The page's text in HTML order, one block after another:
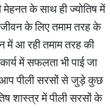
के साथ ही ज्योतिष में
के लिए तमाम तरह के
में आ रही तमाम तरह की
में सफलता भी पाई जा
आप पीली सरसों से जुड़े कुछ
शास्त्र में पीली सरसों के